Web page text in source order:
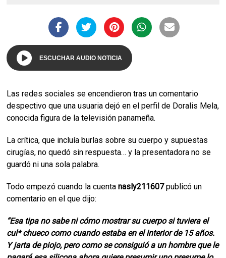
ESCUCHAR AUDIO NOTICIA
Las redes sociales se encendieron tras un comentario
despectivo que una usuaria dejó en el perfil de Doralis Mela,
conocida figura de la televisión panameña.
La crítica, que incluía burlas sobre su cuerpo y supuestas
cirugías, no quedó sin respuesta… y la presentadora no se
guardó ni una sola palabra.
Todo empezó cuando la cuentanasly211607publicó un
comentario en el que dijo:
“Esa tipa no sabe ni cómo mostrar su cuerpo si tuviera el
cul* chueco como cuando estaba en el interior de 15 años.
Y jarta de piojo, pero como se consiguió a un hombre que le